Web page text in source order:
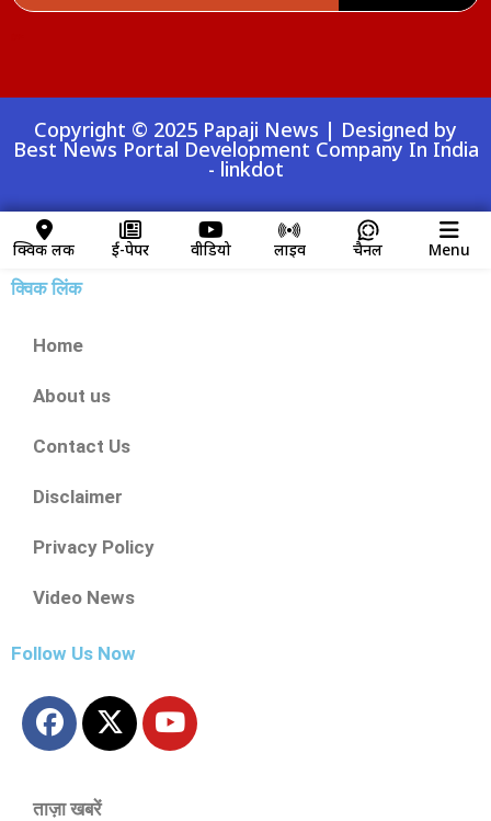
Copyright © 2025 Papaji News | Designed by
Best News Portal Development Company In India
- linkdot
क्विक लिंक ई-पेपर वीडियो लाइव चैनल Menu
क्विक लिंक
Home
About us
Contact Us
Disclaimer
Privacy Policy
Video News
Follow Us Now
ताज़ा खबरें